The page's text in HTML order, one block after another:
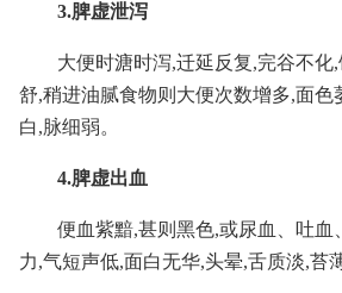
3.脾虚泄泻
大便时溏时泻,迁延反复,完谷不化
舒,稍进油腻食物则大便次数增多,面色
白,脉细弱。
4.脾虚出血
便血紫黯,甚则黑色,或尿血、吐血
力,气短声低,面白无华,头晕,舌质淡,苔